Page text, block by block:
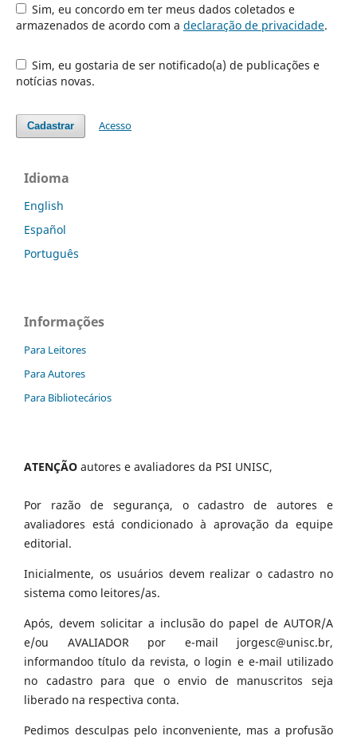
Sim, eu concordo em ter meus dados coletados e
armazenados de acordo com a declaração de privacidade.
Sim, eu gostaria de ser notificado(a) de publicações e
notícias novas.
Cadastrar Acesso
Idioma
English
Español
Português
Informações
Para Leitores
Para Autores
Para Bibliotecários
ATENÇÃO autores e avaliadores da PSI UNISC,
Por razão de segurança, o cadastro de autores e
avaliadores está condicionado à aprovação da equipe
editorial.
Inicialmente, os usuários devem realizar o cadastro no
sistema como leitores/as.
Após, devem solicitar a inclusão do papel de AUTOR/A
e/ou AVALIADOR por e-mail jorgesc@unisc.br,
informandoo título da revista, o login e e-mail utilizado
no cadastro para que o envio de manuscritos seja
liberado na respectiva conta.
Pedimos desculpas pelo inconveniente, mas a profusão